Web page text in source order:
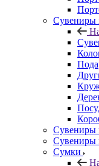
Сувениры
Сувениры
Сувениры
Сумки